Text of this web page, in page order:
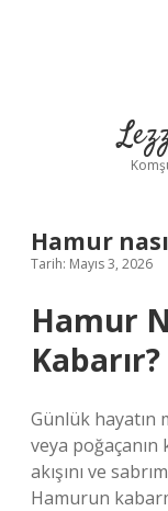
Hamur
Tarih: Mayıs 3, 2026
Hamur
Günlük
veya poğaçanın
akışını ve
Hamurun